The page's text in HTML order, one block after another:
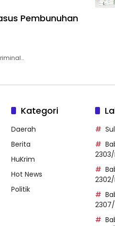
Pembunuhan
Kategori
Daerah
Berita
HuKrim
Hot News
Politik